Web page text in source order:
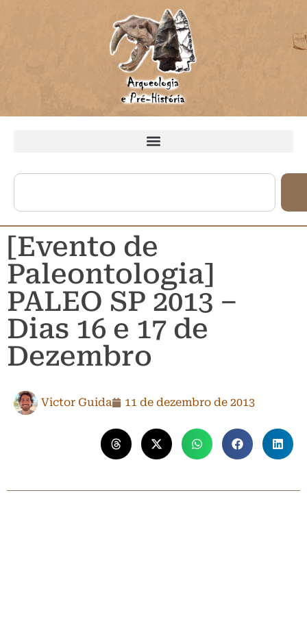
[Evento de
Paleontologia]
PALEO SP 2013 –
Dias 16 e 17 de
Dezembro
Victor Guida 11 de dezembro de 2013